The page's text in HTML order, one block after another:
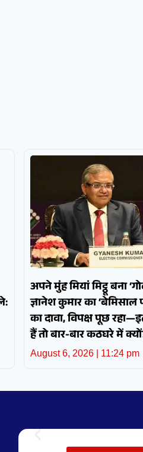
अपने मुंह मियां मिट्ठू बना
ज्ञानेश कुमार का ‘बेमिसाल
का दावा, विपक्ष पूछ
हैं तो बार-बार कठघरे में
August 6, 2026 11:24 pm